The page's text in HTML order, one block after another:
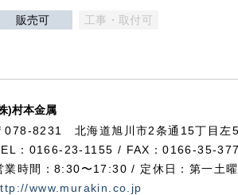
販売可 工事・取付可
)村本金属
078-8231 北海道旭川市2条通15丁目左
：0166-23-1155 / FAX：0166-35-
業時間：8:30〜17:30 / 定休日：第一土
www.murakin.co.jp